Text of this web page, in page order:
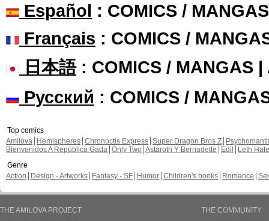
Español : COMICS /
Français : COMICS /
日本語: COMICS / MANGAS |
Русский : COMICS /
Top comics
Amilova
Hemispheres Chronoctis Express Super Dragon Bros Z
Bienvenidos A República Gada Only Two Astaroth Y Bernadette Edil
Leth Hate
Genre
Action
Design - Artworks Fantasy - SF Humor Children's books Romance
THE AMILOVA PROJECT
THE COMMUNITY